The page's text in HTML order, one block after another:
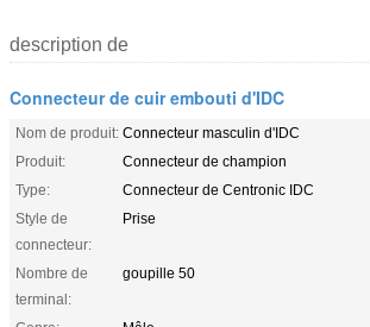
description de
Connecteur de cuir embouti d'IDC
Nom de produit: Connecteur masculin d'IDC
Produit:
Connecteur de champion
Type:
Connecteur de Centronic IDC
Style de
connecteur:
Prise
Nombre de
terminal:
goupille 50